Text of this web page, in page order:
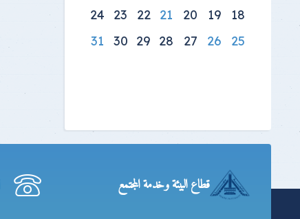
18
19
20
21
22
23
24
25
26
27
28
29
30
31
قطاع البيئة وخدمة المجتمع